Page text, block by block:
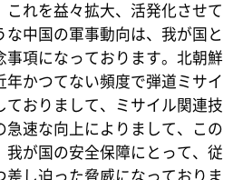
これを益々拡大、活発化させて
中国の軍事動向は、我が国と
事項になっております。北朝鮮
年かつてない頻度で弾道ミサイ
ておりまして、ミサイル関連技
速な向上によりまして、この
が国の安全保障にとって、従
し迫った脅威になっておりま